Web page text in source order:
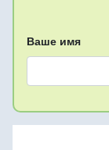
Ваше имя